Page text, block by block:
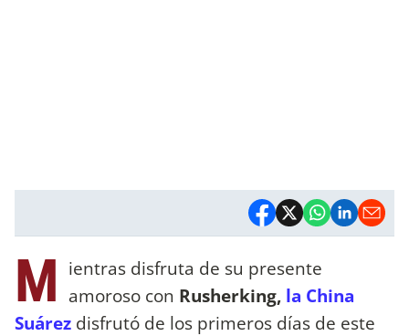
M ientras disfruta de su presente
amoroso con Rusherking, la China
Suárez disfrutó de los primeros días de este